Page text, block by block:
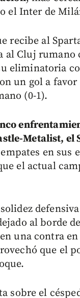
el Inter de
recibe al
al Cluj rumano
eliminatoria
un gol a
(0-1).
Metalist, el
en sus
el actual
al borde
una contra
que el
sobre el